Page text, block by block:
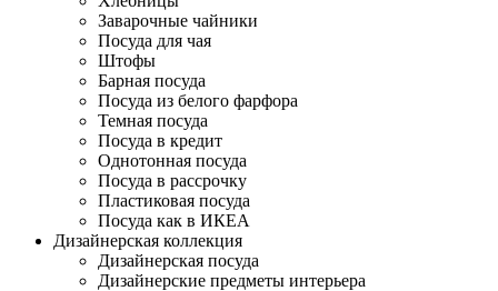
Заварочные чайники
Посуда для чая
Штофы
Барная посуда
Посуда из белого фарфора
Темная посуда
Посуда в кредит
Однотонная посуда
Посуда в рассрочку
Пластиковая посуда
Посуда как в ИКЕА
Дизайнерская коллекция
Дизайнерская посуда
Дизайнерские предметы интерьера